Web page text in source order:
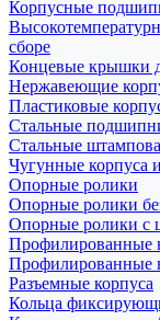
Корпусные
сборе
Концевые крышки
Нержавеющие
Пластиковые
Стальные
Стальные
Чугунные корпуса
Опорные ролики
Опорные ролики
Опорные ролики с
Профилированные
Профилированные
Разъемные корпуса
Кольца